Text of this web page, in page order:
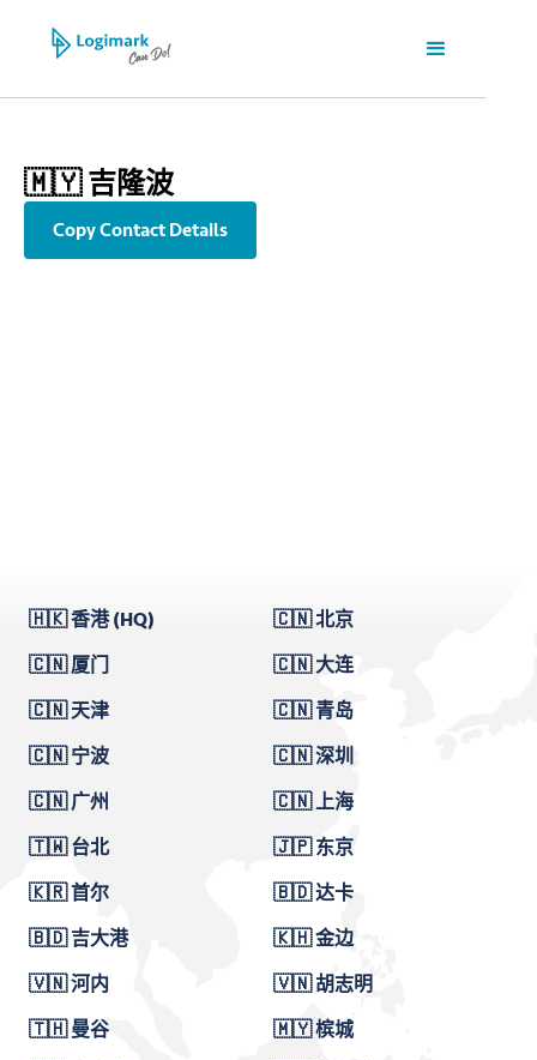
🇲🇾 吉隆波
Copy Contact Details
🇭🇰 香港 (HQ)
🇨🇳 北京
🇨🇳 厦门
🇨🇳 大连
🇨🇳 天津
🇨🇳 青岛
🇨🇳 宁波
🇨🇳 深圳
🇨🇳 广州
🇨🇳 上海
🇹🇼 台北
🇯🇵 东京
🇰🇷 首尔
🇧🇩 达卡
🇧🇩 吉大港
🇰🇭 金边
🇻🇳 河内
🇻🇳 胡志明
🇹🇭 曼谷
🇲🇾 槟城